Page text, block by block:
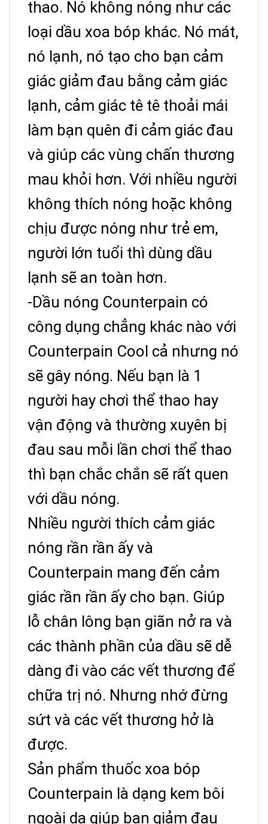
thao. Nó không nóng như các
loại dầu xoa bóp khác. Nó mát,
nó lạnh, nó tạo cho bạn cảm
giác giảm đau bằng cảm giác
lạnh, cảm giác tê tê thoải mái
làm bạn quên đi cảm giác đau
và giúp các vùng chấn thương
mau khỏi hơn. Với nhiều người
không thích nóng hoặc không
chịu được nóng như trẻ em,
người lớn tuổi thì dùng dầu
lạnh sẽ an toàn hơn.
-Dầu nóng Counterpain có
công dụng chẳng khác nào với
Counterpain Cool cả nhưng nó
sẽ gây nóng. Nếu bạn là 1
người hay chơi thể thao hay
vận động và thường xuyên bị
đau sau mỗi lần chơi thể thao
thì bạn chắc chắn sẽ rất quen
với dầu nóng.
Nhiều người thích cảm giác
nóng rần rần ấy và
Counterpain mang đến cảm
giác rần rần ấy cho bạn. Giúp
lỗ chân lông bạn giãn nở ra và
các thành phần của dầu sẽ dễ
dàng đi vào các vết thương để
chữa trị nó. Nhưng nhớ đừng
sứt và các vết thương hở là
được.
Sản phẩm thuốc xoa bóp
Counterpain là dạng kem bôi
ngoài da giúp bạn giảm đau